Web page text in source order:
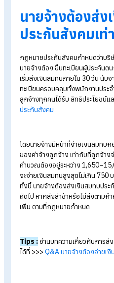
นายจ้างจ่ายเงินสมทบปร
Payment
Q&A นายจ้างต้องจ่ายเงิ
ตารางการจ่ายเงินสมทบ
Payment
ค่าคอมมิชชั่นเป็นค่าจ้างไ
พนักงานใหม่ขอเว้นส่งเงิ
ไม่?
นายจ้างต้อง
ประกันสังคมเ
กฎหมายประกันสังคมกำหนด
นายจ้างต้อง ขึ้นทะเบียนผู้ปร
เริ่มส่งเงินสมทบภายใน 30
ลูกจ้างทุกคนได้รับ สิทธิประโ
ประกันสังคม